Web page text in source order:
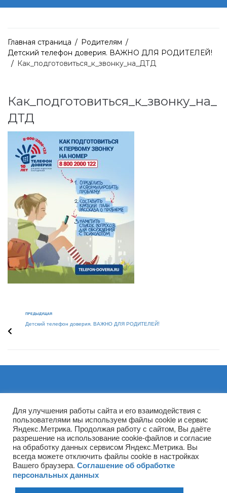
Главная страница / Родителям /
Детский телефон доверия. ВАЖНО ДЛЯ РОДИТЕЛЕЙ!
/ Как_подготовиться_к_звонку_на_ДТД
Как_подготовиться_к_звонку_на_
ДТД
ПРЕДЫДУЩАЯ
Детский телефон доверия. ВАЖНО ДЛЯ РОДИТЕЛЕЙ!
Архивы
Для улучшения работы сайта и его взаимодействия с
пользователями мы используем файлы cookie и сервис
Яндекс.Метрика. Продолжая работу с сайтом, Вы даёте
разрешение на использование cookie-файлов и согласие
на обработку данных сервисом Яндекс.Метрика. Вы
всегда можете отключить файлы cookie в настройках
Вашего браузера. Соглашение об обработке
персональных данных